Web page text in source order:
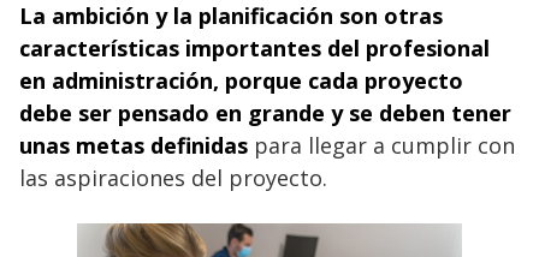
La ambición y la planificación son otras
características importantes del profesional
en administración, porque cada proyecto
debe ser pensado en grande y se deben tener
unas metas definidas para llegar a cumplir con
las aspiraciones del proyecto.